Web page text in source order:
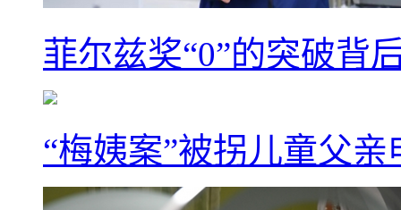
菲尔兹奖“0”的突破背
“梅姨案”被拐儿童父